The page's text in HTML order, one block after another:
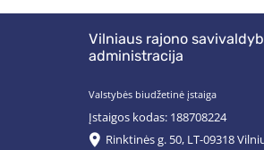
Vilniaus rajono
administracija
Valstybės biudžetinė įstaiga
Įstaigos kodas: 188708224
Rinktinės g. 50, LT-09318